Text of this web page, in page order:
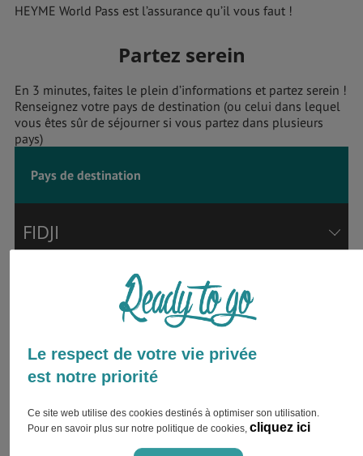
HEYME World Pass est l’assurance qu’il vous faut !
Partez serein
En 3 minutes, faites le plein d’informations et partez serein !
Renseignez votre pays de destination (ou celui dans lequel
vous êtes sûr de séjourner si vous partez dans plusieurs
pays)
Pays de destination
FIDJI
Envie d’être accompagné par
un expert ?
Inscrivez votre nom complet et choisissez
votre préférence pour le contact !
Le respect de votre vie privée
est notre priorité
Ce site web utilise des cookies destinés à optimiser son utilisation.
Pour en savoir plus sur notre politique de cookies, cliquez ici